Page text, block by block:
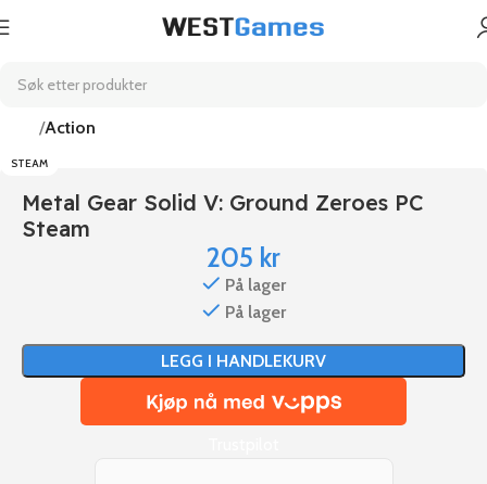
Action
STEAM
Metal Gear Solid V: Ground Zeroes PC
Steam
205 kr
På lager
På lager
LEGG I HANDLEKURV